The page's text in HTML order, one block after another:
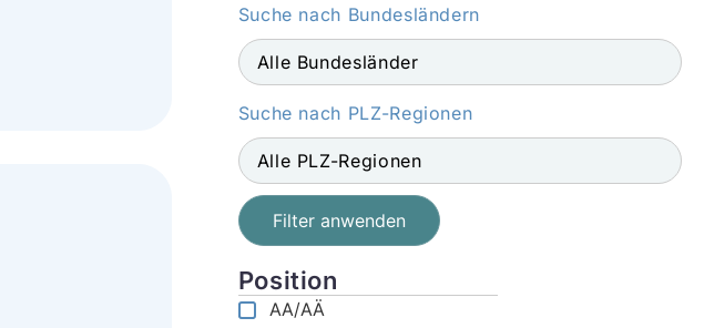
Suche nach Bundesländern
Suche nach PLZ-Regionen
Filter anwenden
Position
AA/AÄ